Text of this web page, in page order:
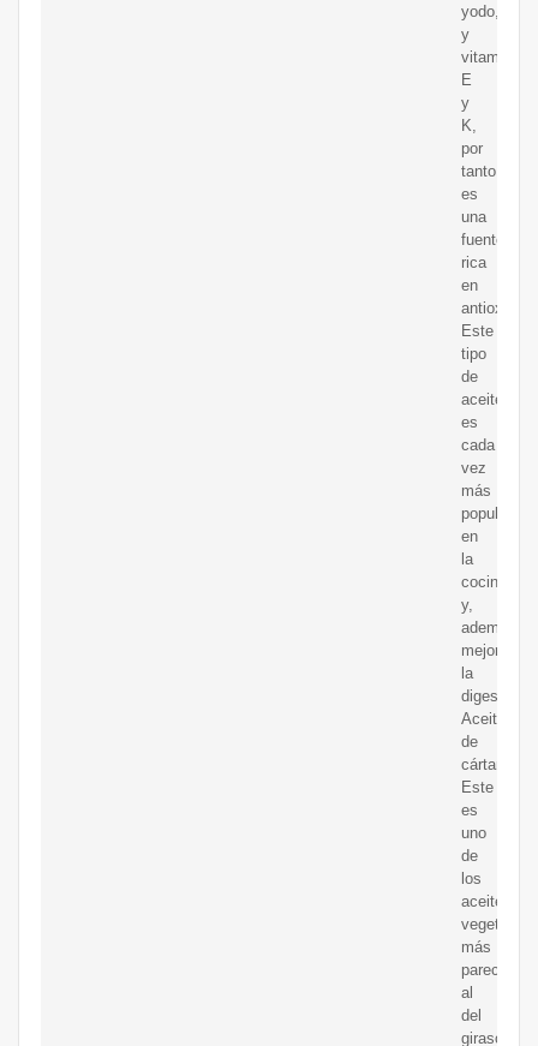
yodo,
y
vitaminas
E
y
K,
por
tanto,
es
una
fuente
rica
en
Este
tipo
de
aceite
es
cada
vez
más
popular
en
la
cocina
y,
además,
mejora
la
digestión.
Aceite
de
cártamo:
Este
es
uno
de
los
aceites
vegetales
más
parecidos
al
del
girasol,